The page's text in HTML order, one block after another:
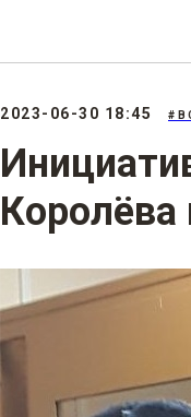
2023-06-30 18:45
Королёва